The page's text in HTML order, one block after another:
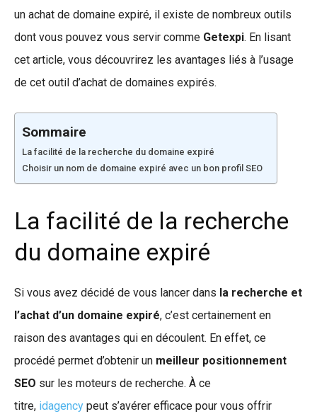
un achat de domaine expiré, il existe de nombreux outils
dont vous pouvez vous servir comme Getexpi. En lisant
cet article, vous découvrirez les avantages liés à l’usage
de cet outil d’achat de domaines expirés.
Sommaire
La facilité de la recherche du domaine expiré
Choisir un nom de domaine expiré avec un bon profil SEO
La facilité de la recherche
du domaine expiré
Si vous avez décidé de vous lancer dans la recherche et
l’achat d’un domaine expiré, c’est certainement en
raison des avantages qui en découlent. En effet, ce
procédé permet d’obtenir un meilleur positionnement
SEO sur les moteurs de recherche. À ce
titre, idagency peut s’avérer efficace pour vous offrir